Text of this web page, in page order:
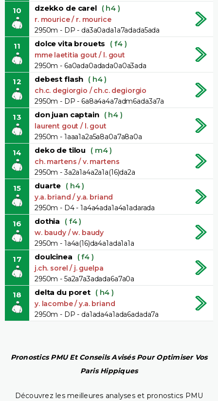
10 dzekko de carel ( h4 )
r. mourice / r. mourice
2950m - DP - da3a0ada1a7adada5ada
11 dolce vita brouets ( f4 )
mme laetitia gout / l. gout
2950m - 6a0ada0adada0a0a3ada
12 debest flash ( h4 )
ch.c. degiorgio / ch.c. degiorgio
2950m - DP - 6a8a4a4a7adm6ada3a7a
13 don juan captain ( h4 )
laurent gout / l. gout
2950m - 1aaa1a2a5a8a0a7a8a0a
14 deko de tilou ( m4 )
ch. martens / v. martens
2950m - 3a2a1a4a2a1a(16)da2a
15 duarte ( h4 )
y.a. briand / y.a. briand
2950m - D4 - 1a4a4ada1a4a1adarada
16 dothia ( f4 )
w. baudy / w. baudy
2950m - 1a4a(16)da4a1ada1a1a
17 doulcinea ( f4 )
j.ch. sorel / j. guelpa
2950m - 5a2a7a3adada6a7a0a
18 delta du poret ( h4 )
y. lacombe / y.a. briand
2950m - DP - da1ada4a1ada6adada7a
Pronostics PMU Et Conseils Avisés Pour Optimiser Vos
Paris Hippiques
Découvrez les meilleures analyses et pronostics PMU